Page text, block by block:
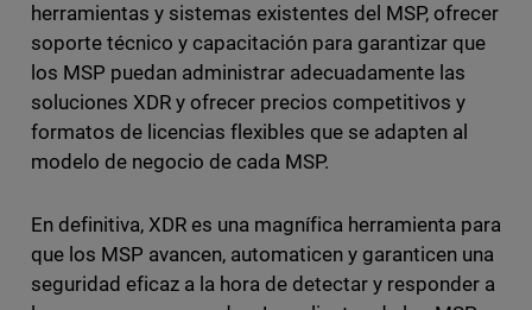
herramientas y sistemas existentes del MSP, ofrecer
soporte técnico y capacitación para garantizar que
los MSP puedan administrar adecuadamente las
soluciones XDR y ofrecer precios competitivos y
formatos de licencias flexibles que se adapten al
modelo de negocio de cada MSP.
En definitiva, XDR es una magnífica herramienta para
que los MSP avancen, automaticen y garanticen una
seguridad eficaz a la hora de detectar y responder a